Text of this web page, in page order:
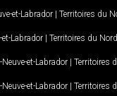
et-Labrador | Territoires du
et-Labrador | Territoires du
Neuve-et-Labrador | Territoires
Neuve-et-Labrador | Territoires